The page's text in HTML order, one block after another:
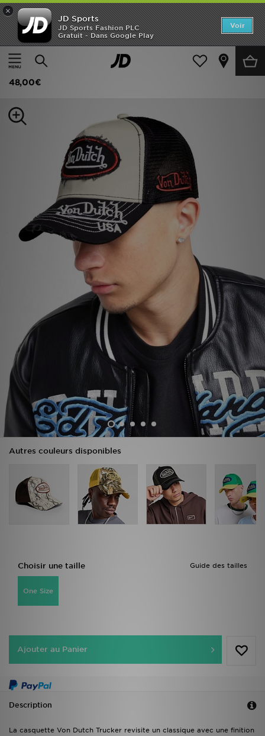
×
JD Sports
JD Sports Fashion PLC
Gratuit - Dans Google Play
Voir
Accueil
Femme Accessoires Femme Casquettes
Von Dutch Casquette Trucker
48,00€
Autres couleurs disponibles
Guide des tailles
Choisir une taille
One Size
Ajouter au Panier
Description
La casquette Von Dutch Trucker revisite un classique avec une finition
Accueil
Nouveautés
Enfant
Football
Sports
Suivre Ma Commande
Service client
Nos Magasins
Télécharge l'Appli